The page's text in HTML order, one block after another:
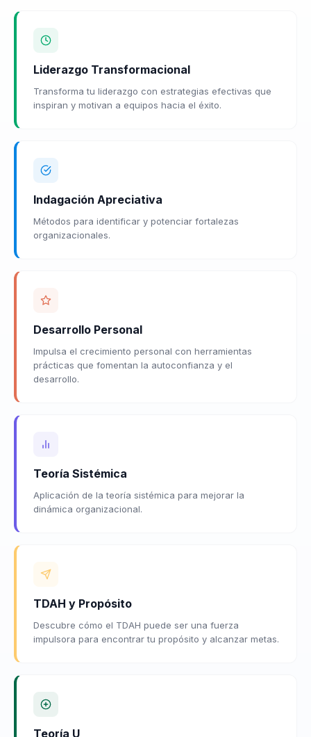
Liderazgo Transformacional
Transforma tu liderazgo con estrategias efectivas que
inspiran y motivan a equipos hacia el éxito.
Indagación Apreciativa
Métodos para identificar y potenciar fortalezas
organizacionales.
Desarrollo Personal
Impulsa el crecimiento personal con herramientas
prácticas que fomentan la autoconfianza y el
desarrollo.
Teoría Sistémica
Aplicación de la teoría sistémica para mejorar la
dinámica organizacional.
TDAH y Propósito
Descubre cómo el TDAH puede ser una fuerza
impulsora para encontrar tu propósito y alcanzar metas.
Teoría U